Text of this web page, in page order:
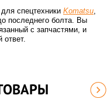
спецтехники Komatsu,
последнего болта. Вы
с запчастями, и
ответ.